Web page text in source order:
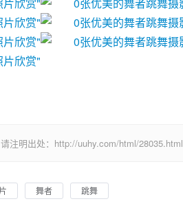
注明出处：http://uuhy.com/html/28035.html
舞者 跳舞